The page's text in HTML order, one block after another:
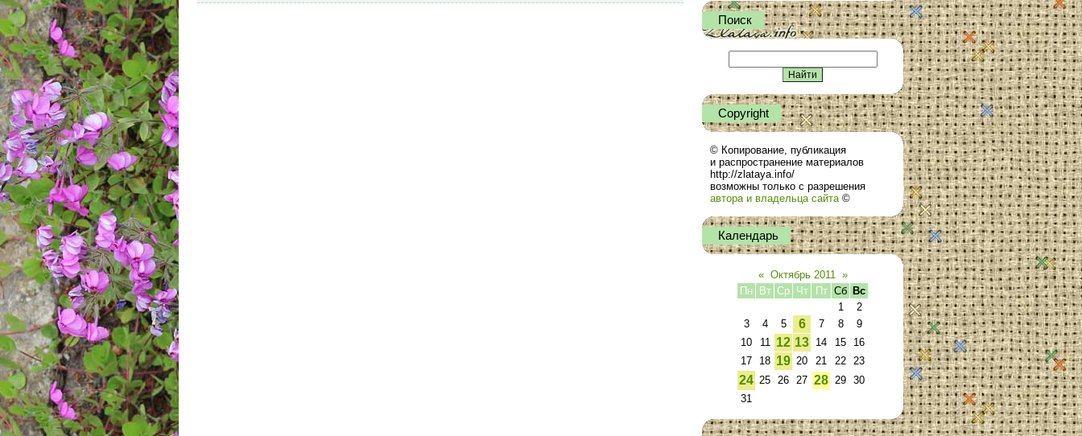
Поиск
Сopyright
© Копирование, публикация
и распространение материалов
http://zlataya.info/
возможны только с разрешения
автора и владельца сайта©
Календарь
« Октябрь 2011 »
Пн
Вт Ср Чт Пт Сб Вс
1
2
3
4 5 6 7 8
9
10
11 12 13 14 15
16
17
18 19 20 21 22 23
24 25 26 27 28 29 30
31